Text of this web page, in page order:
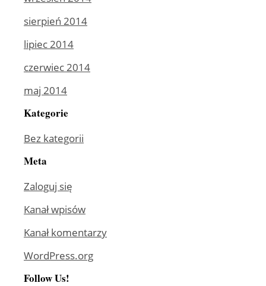
sierpień 2014
lipiec 2014
czerwiec 2014
maj 2014
Kategorie
Bez kategorii
Meta
Zaloguj się
Kanał wpisów
Kanał komentarzy
WordPress.org
Follow Us!